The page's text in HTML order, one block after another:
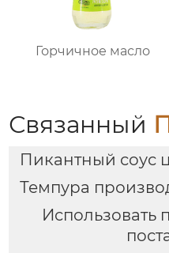
Горчичное масло
Связанный
Пикантный соус
Темпура
Использовать